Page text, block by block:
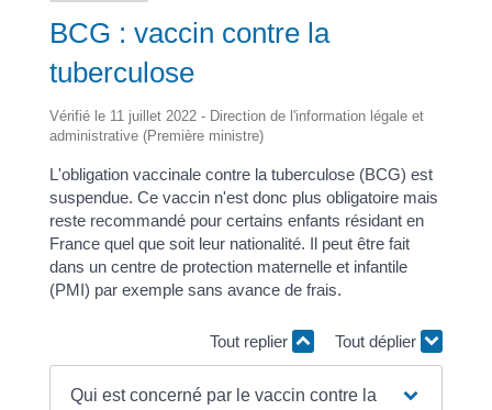
BCG : vaccin contre la
tuberculose
Vérifié le 11 juillet 2022 - Direction de l'information légale et
administrative (Première ministre)
L'obligation vaccinale contre la tuberculose (BCG) est
suspendue. Ce vaccin n'est donc plus obligatoire mais
reste recommandé pour certains enfants résidant en
France quel que soit leur nationalité. Il peut être fait
dans un centre de protection maternelle et infantile
(PMI) par exemple sans avance de frais.
Tout replier Tout déplier
Qui est concerné par le vaccin contre la